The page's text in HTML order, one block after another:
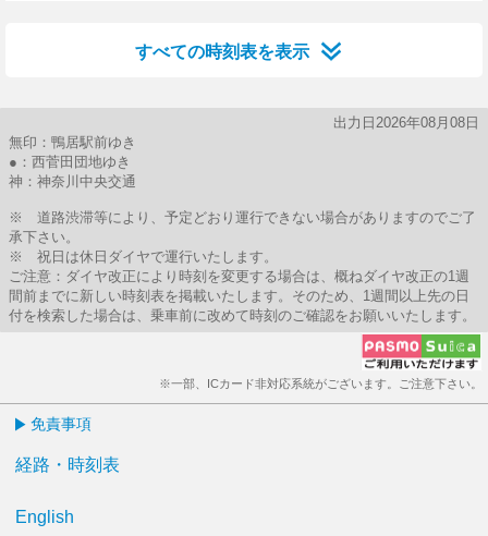
すべての時刻表を表示
出力日2026年08月08日
無印：鴨居駅前ゆき
●：西菅田団地ゆき
神：神奈川中央交通
※ 道路渋滞等により、予定どおり運行できない場合がありますのでご了
承下さい。
※ 祝日は休日ダイヤで運行いたします。
ご注意：ダイヤ改正により時刻を変更する場合は、概ねダイヤ改正の1週
間前までに新しい時刻表を掲載いたします。そのため、1週間以上先の日
付を検索した場合は、乗車前に改めて時刻のご確認をお願いいたします。
※一部、ICカード非対応系統がございます。ご注意下さい。
免責事項
経路・時刻表
English